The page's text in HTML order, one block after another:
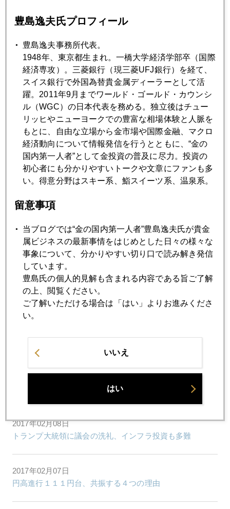
2017年02月21日
商品ＥＴＦ
2017年02月17日
ＦＲＢ新理事候補は金本位制復帰論者
2017年02月16日
史上最大の金塊輸送作戦
2017年02月15日
イエレン氏からのバレンタインギフトは「円安」
2017年02月14日
トランプ政権、早くも辞職者出るか
2017年02月13日
日米首脳会談後の市場展開、日米に温度差も
2017年02月09日
トランプ氏の「親ばか」或いは「公私混同」？
2017年02月08日
トランプ大統領に議会の洗礼、インフラ投資も多難
2017年02月07日
円高進行１１１円台、共振する４つの理由
豊島逸夫氏プロフィール
豊島逸夫事務所代表。
1948年、東京都生まれ。一橋大学経済学部卒（国際
経済専攻）。三菱銀行（現三菱UFJ銀行）を経て、
スイス銀行で外国為替貴金属ディーラーとして活
躍。2011年9月までワールド・ゴールド・カウンシ
ル（WGC）の日本代表を務める。独立後はチュー
リッヒやニューヨークでの豊富な相場体験と人脈を
もとに、自由な立場から金市場や国際金融、マクロ
経済動向について情報発信を行うとともに、“金の
国内第一人者”として金投資の普及に尽力。投資の
初心者にも分かりやすいトークや文章にファンも多
い。得意分野はスキー系、鮨スイーツ系、温泉系。
留意事項
当ブログでは“金の国内第一人者”豊島逸夫氏が貴金
属ビジネスの最新事情をはじめとした日々の様々な
事象について、分かりやすい切り口で読み解き発信
しています。
豊島氏の個人的見解も含まれる内容である旨ご了解
の上、閲覧ください。
ご了解いただける場合は「はい」よりお進みくださ
い。
いいえ
はい